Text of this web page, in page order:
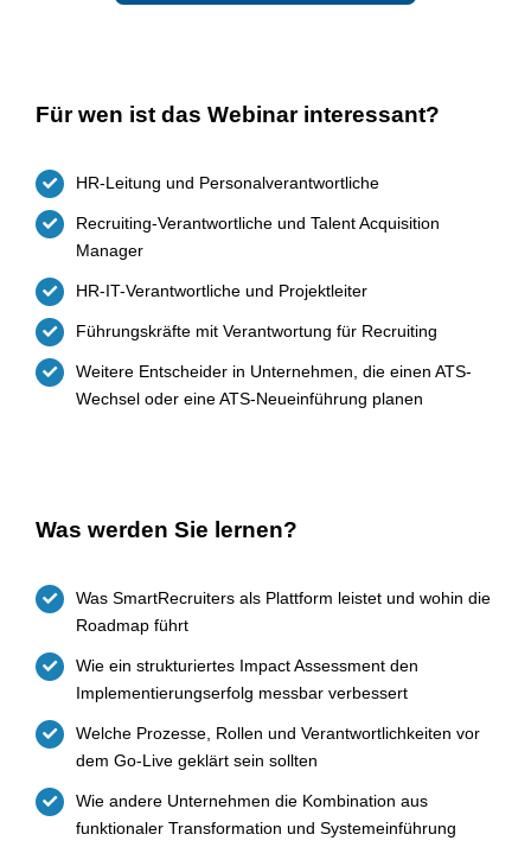
Für wen ist das Webinar interessant?
HR-Leitung und Personalverantwortliche
Recruiting-Verantwortliche und Talent Acquisition
Manager
HR-IT-Verantwortliche und Projektleiter
Führungskräfte mit Verantwortung für Recruiting
Weitere Entscheider in Unternehmen, die einen ATS-
Wechsel oder eine ATS-Neueinführung planen
Was werden Sie lernen?
Was SmartRecruiters als Plattform leistet und wohin die
Roadmap führt
Wie ein strukturiertes Impact Assessment den
Implementierungserfolg messbar verbessert
Welche Prozesse, Rollen und Verantwortlichkeiten vor
dem Go-Live geklärt sein sollten
Wie andere Unternehmen die Kombination aus
funktionaler Transformation und Systemeinführung